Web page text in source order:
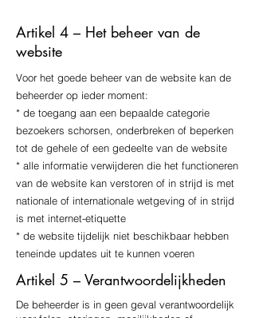
Artikel 4 – Het beheer van de
website
Voor het goede beheer van de website kan de
beheerder op ieder moment:
* de toegang aan een bepaalde categorie
bezoekers schorsen, onderbreken of beperken
tot de gehele of een gedeelte van de website
* alle informatie verwijderen die het functioneren
van de website kan verstoren of in strijd is met
nationale of internationale wetgeving of in strijd
is met internet-etiquette
* de website tijdelijk niet beschikbaar hebben
teneinde updates uit te kunnen voeren
Artikel 5 – Verantwoordelijkheden
De beheerder is in geen geval verantwoordelijk